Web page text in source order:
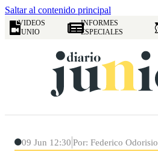
Saltar al contenido principal
VIDEOS
JUNIO
INFORMES
ESPECIALES
09 Jun 12:30 Por: Federico Odorisio